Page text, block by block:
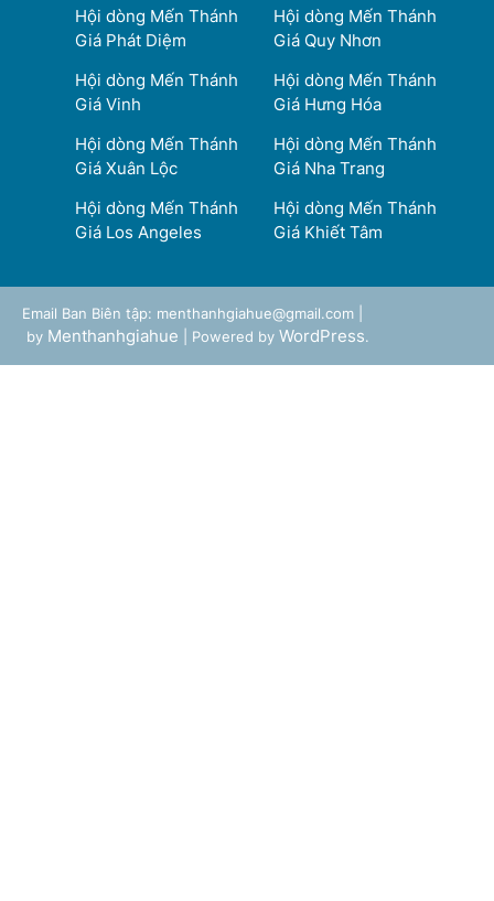
Hội dòng Mến Thánh
Giá Phát Diệm
Hội dòng Mến Thánh
Giá Quy Nhơn
Hội dòng Mến Thánh
Giá Vinh
Hội dòng Mến Thánh
Giá Hưng Hóa
Hội dòng Mến Thánh
Giá Xuân Lộc
Hội dòng Mến Thánh
Giá Nha Trang
Hội dòng Mến Thánh
Giá Los Angeles
Hội dòng Mến Thánh
Giá Khiết Tâm
Email Ban Biên tập: menthanhgiahue@gmail.com |
by Menthanhgiahue | Powered by WordPress.